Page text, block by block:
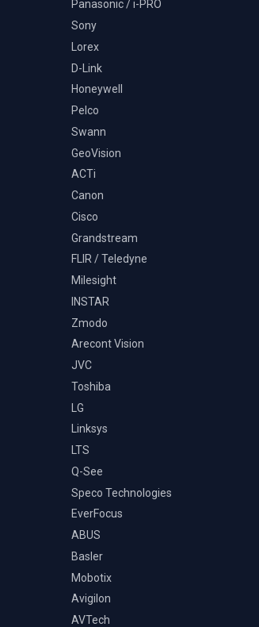
Détection d'événements
OnVideoFrameBitmap
Lire les informations du
fichier
Sélectionner le moteur de
rendu vidéo WinForms
Désinstaller un filtre
DirectShow
VideoView définir une image
personnalisée
VU-mètres
Zoom sur une image vidéo
Zoom vidéo plusieurs
moteurs de rendu
TS Analyzer
Decklink
NVIDIA
AMA
OpenCV
OpenGL
AWS
Spécifique à Windows
Spécifique à Linux
Spécifique à Apple
Volume par piste
Panasonic / i-PRO
Sony
Lorex
D-Link
Honeywell
Pelco
Swann
GeoVision
ACTi
Canon
Cisco
Grandstream
FLIR / Teledyne
Milesight
INSTAR
Zmodo
Arecont Vision
JVC
Toshiba
LG
Linksys
LTS
Q-See
Speco Technologies
EverFocus
ABUS
Basler
Mobotix
Avigilon
AVTech